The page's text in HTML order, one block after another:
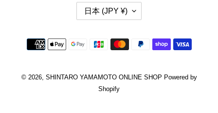
地
日本 (JPY ¥)
決
済
法
© 2026, SHINTARO YAMAMOTO ONLINE SHOP Powered by
Shopify